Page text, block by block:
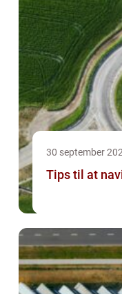
30 september
Tips til at